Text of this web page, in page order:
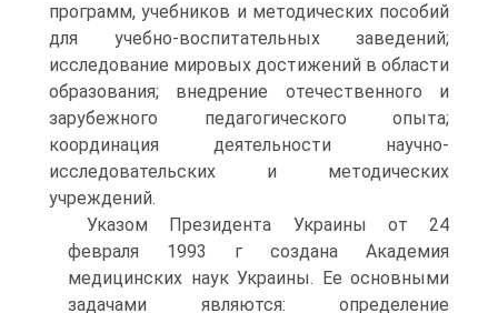
программ, учебников и методических пособий
для учебно-воспитательных заведений;
исследование мировых достижений в области
образования; внедрение отечественного и
зарубежного педагогического опыта;
координация деятельности научно-
исследовательских и методических
учреждений.
Указом Президента Украины от 24
февраля 1993 г создана Академия
медицинских наук Украины. Ее основными
задачами являются: определение